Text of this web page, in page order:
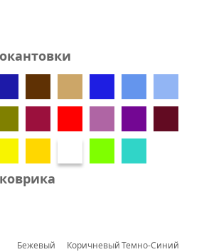
Бежевый КоричневыйТемно-Синий